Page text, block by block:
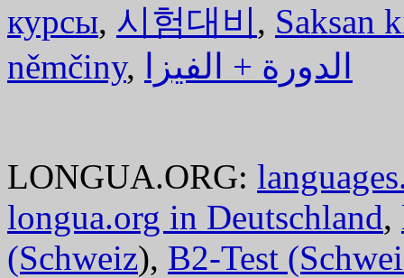
курсы, 시험대비, Saksan
němčiny, الدورة + الفيزا
LONGUA.ORG:
longua.org in Deutschland,
(Schweiz), B2-Test